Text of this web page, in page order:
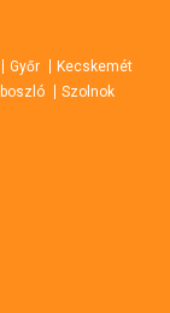
Győr
Kecskemét
Szolnok